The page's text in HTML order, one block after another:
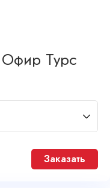
Турс
Заказать